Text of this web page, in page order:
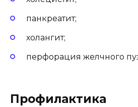
панкреатит;
холангит;
перфорация желчного
Профилактика